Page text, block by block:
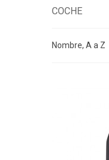
COCHE
Nombre, A a Z